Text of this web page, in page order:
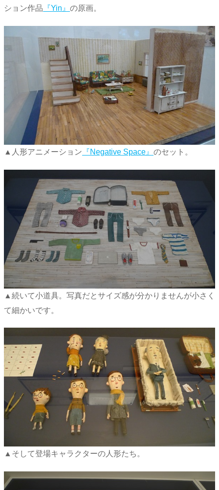
ション作品 『Yin』 の原画。
▲人形アニメーション 『Negative Space』 のセット。
▲続いて小道具。写真だとサイズ感が分かりませんが小さく
て細かいです。
▲そして登場キャラクターの人形たち。